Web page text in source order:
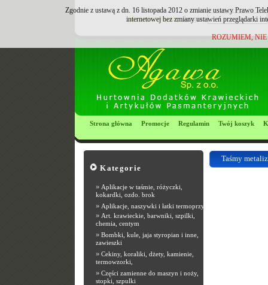
Zarejestruj się Login:
Strona główna Promocje Regulamin Twój koszyk
Kategorie
» Aplikacje w taśmie, różyczki,
kokardki, ozdo. brok
» Aplikacje, naszywki i łatki termoprzyle
» Art. krawieckie, barwniki, szpilki,
chemia, centym
» Bombki, kule, jaja styropian i inne,
zawieszki
» Cekiny, koraliki, dżety, kamienie,
termowzorki,
» Części zamienne do maszyn i noży,
stopki, szpulki
Taśmy
Zgodnie z ustawą z dn. 16 listopada 2012 o zmianie ustawy Prawo
internetowej bez zmiany ustawień przeglądarki
ROZUMIEM,